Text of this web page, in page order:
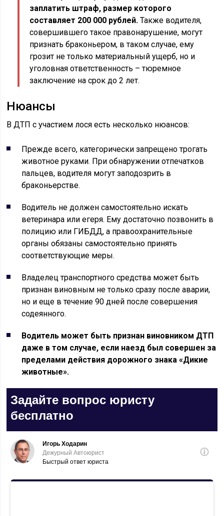
заплатить штраф, размер которого
составляет 200 000 рублей. Также водителя,
совершившего такое правонарушение, могут
признать браконьером, в таком случае, ему
грозит не только материальный ущерб, но и
уголовная ответственность – тюремное
заключение на срок до 2 лет.
Нюансы
В ДТП с участием лося есть несколько нюансов:
Прежде всего, категорически запрещено трогать
животное руками. При обнаружении отпечатков
пальцев, водителя могут заподозрить в
браконьерстве.
Водитель не должен самостоятельно искать
ветеринара или егеря. Ему достаточно позвонить в
полицию или ГИБДД, а правоохранительные
органы обязаны самостоятельно принять
соответствующие меры.
Владелец транспортного средства может быть
признан виновным не только сразу после аварии,
но и еще в течение 90 дней после совершения
содеянного.
Водитель может быть признан виновником ДТП
даже в том случае, если наезд был совершен за
пределами действия дорожного знака «Дикие
животные».